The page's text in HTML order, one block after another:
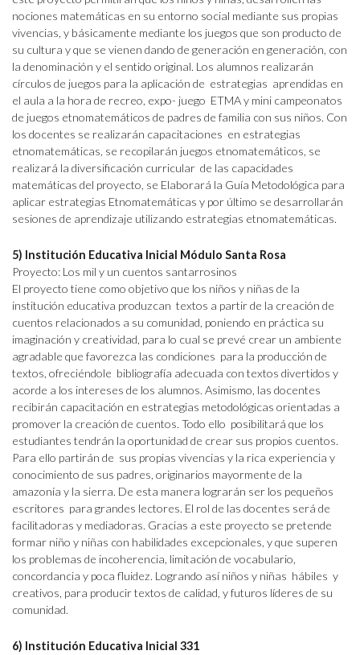
nociones matemáticas en su entorno social mediante sus propias
vivencias, y básicamente mediante los juegos que son producto de
su cultura y que se vienen dando de generación en generación, con
la denominación y el sentido original. Los alumnos realizarán
círculos de juegos para la aplicación de estrategias aprendidas en
el aula a la hora de recreo, expo- juego ETMA y mini campeonatos
de juegos etnomatemáticos de padres de familia con sus niños. Con
los docentes se realizarán capacitaciones en estrategias
etnomatemáticas, se recopilarán juegos etnomatemáticos, se
realizará la diversificación curricular de las capacidades
matemáticas del proyecto, se Elaborará la Guía Metodológica para
aplicar estrategias Etnomatemáticas y por último se desarrollarán
sesiones de aprendizaje utilizando estrategias etnomatemáticas.
5) Institución Educativa Inicial Módulo Santa Rosa
Proyecto: Los mil y un cuentos santarrosinos
El proyecto tiene como objetivo que los niños y niñas de la
institución educativa produzcan textos a partir de la creación de
cuentos relacionados a su comunidad, poniendo en práctica su
imaginación y creatividad, para lo cual se prevé crear un ambiente
agradable que favorezca las condiciones para la producción de
textos, ofreciéndole bibliografía adecuada con textos divertidos y
acorde a los intereses de los alumnos. Asimismo, las docentes
recibirán capacitación en estrategias metodológicas orientadas a
promover la creación de cuentos. Todo ello posibilitará que los
estudiantes tendrán la oportunidad de crear sus propios cuentos.
Para ello partirán de sus propias vivencias y la rica experiencia y
conocimiento de sus padres, originarios mayormente de la
amazonía y la sierra. De esta manera lograrán ser los pequeños
escritores para grandes lectores. El rol de las docentes será de
facilitadoras y mediadoras. Gracias a este proyecto se pretende
formar niño y niñas con habilidades excepcionales, y que superen
los problemas de incoherencia, limitación de vocabulario,
concordancia y poca fluidez. Logrando así niños y niñas hábiles y
creativos, para producir textos de calidad, y futuros líderes de su
comunidad.
6) Institución Educativa Inicial 331